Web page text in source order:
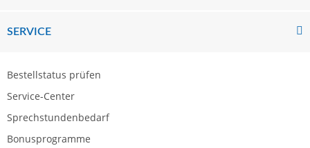
SERVICE
Bestellstatus prüfen
Service-Center
Sprechstundenbedarf
Bonusprogramme